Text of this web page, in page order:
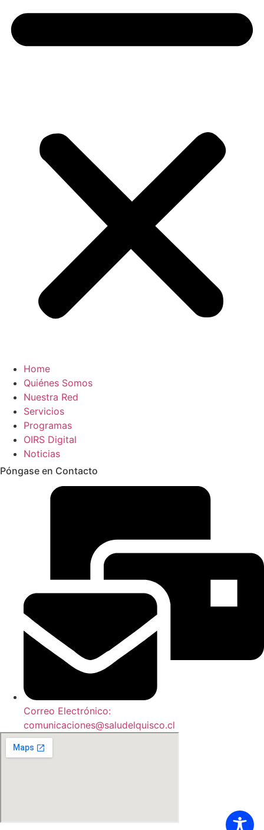
Home
Quiénes Somos
Nuestra Red
Servicios
Programas
OIRS Digital
Noticias
Póngase en Contacto
Correo Electrónico:
comunicaciones@saludelquisco.cl